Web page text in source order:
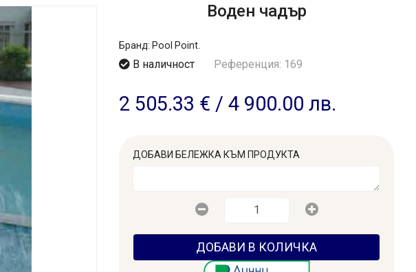
Воден чадър
Бранд: Pool Point.
В наличност Референция: 169
2 505.33 € / 4 900.00 лв.
ДОБАВИ БЕЛЕЖКА КЪМ ПРОДУКТА
ДОБАВИ В КОЛИЧКА